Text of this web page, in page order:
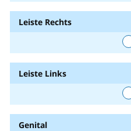
Leiste Rechts
Leiste Links
Genital